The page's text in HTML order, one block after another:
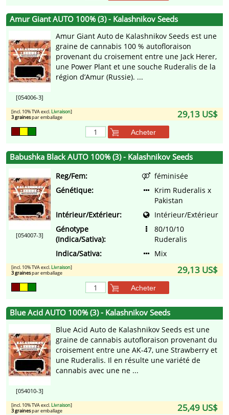
Amur Giant AUTO 100% (3) - Kalashnikov Seeds
[054006-3]
Amur Giant Auto de Kalashnikov Seeds est une
graine de cannabis 100 % autofloraison
provenant du croisement entre une Jack Herer,
une Power Plant et une souche Ruderalis de la
région d’Amur (Russie). ...
29,13 US$
[incl. 10% TVA excl. Livraison]
3 grainespar emballage
Acheter
Babushka Black AUTO 100% (3) - Kalashnikov Seeds
[054007-3]
Reg/Fem:
féminisée
Génétique:
Krim Ruderalis x
Pakistan
Intérieur/Extérieur:
Intérieur/Extérieur
Génotype
(Indica/Sativa):
80/10/10
Ruderalis
Indica/Sativa:
Mix
29,13 US$
[incl. 10% TVA excl. Livraison]
3 grainespar emballage
Acheter
Blue Acid AUTO 100% (3) - Kalashnikov Seeds
[054010-3]
Blue Acid Auto de Kalashnikov Seeds est une
graine de cannabis autofloraison provenant du
croisement entre une AK-47, une Strawberry et
une Ruderalis. Il en résulte une variété de
cannabis avec une ne ...
25,49 US$
[incl. 10% TVA excl. Livraison]
3 grainespar emballage